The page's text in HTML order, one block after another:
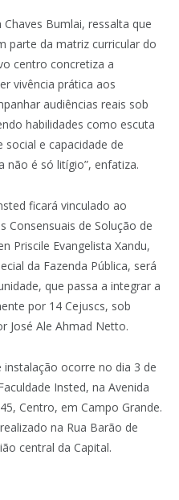
Bumlai, ressalta que
parte da matriz curricular do
centro concretiza a
vivência prática aos
audiências reais sob
habilidades como escuta
social e capacidade de
não é só litígio”, enfatiza.
ficará vinculado ao
Consensuais de Solução de
Priscile Evangelista Xandu,
da Fazenda Pública, será
que passa a integrar a
por 14 Cejuscs, sob
José Ale Ahmad Netto.
instalação ocorre no dia 3 de
Insted, na Avenida
Centro, em Campo Grande.
na Rua Barão de
central da Capital.